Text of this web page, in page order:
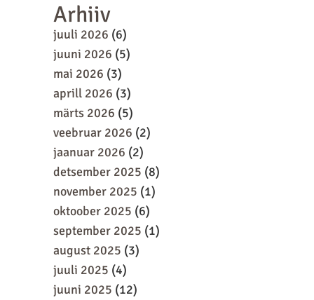
Arhiiv
juuli 2026 (6)
juuni 2026 (5)
mai 2026 (3)
aprill 2026 (3)
märts 2026 (5)
veebruar 2026 (2)
jaanuar 2026 (2)
detsember 2025 (8)
november 2025 (1)
oktoober 2025 (6)
september 2025 (1)
august 2025 (3)
juuli 2025 (4)
juuni 2025 (12)